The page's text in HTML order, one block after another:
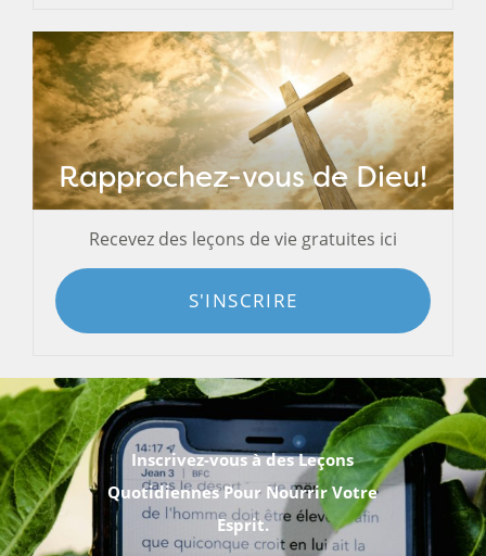
Rapprochez-vous de Dieu!
Recevez des leçons de vie gratuites ici
S'INSCRIRE
Inscrivez-vous à des Leçons
Quotidiennes Pour Nourrir Votre
Esprit.